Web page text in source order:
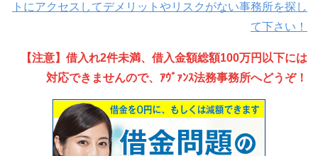
トにアクセスしてデメリットやリスクがない事務所を探し
て下さい！
【注意】借入れ2件未満、借入金額総額100万円以下には
対応できませんので、ｱｳﾞｧﾝｽ法務事務所へどうぞ！